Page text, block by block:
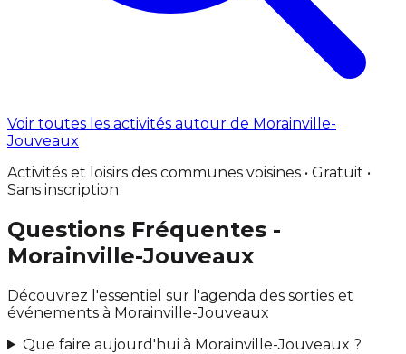
Voir toutes les activités autour de Morainville-
Jouveaux
Activités et loisirs des communes voisines • Gratuit •
Sans inscription
Questions Fréquentes -
Morainville-Jouveaux
Découvrez l'essentiel sur l'agenda des sorties et
événements à Morainville-Jouveaux
Que faire aujourd'hui à Morainville-Jouveaux ?